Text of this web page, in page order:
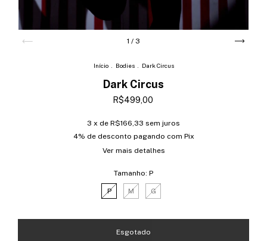
1 / 3
Início Bodies Dark Circus
Dark Circus
R$499,00
3 x de R$166,33 sem juros
4% de desconto pagando com Pix
Ver mais detalhes
Tamanho: P
P M G